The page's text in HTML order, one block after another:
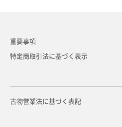
重要事項
特定商取引法に基づく表示
古物営業法に基づく表記